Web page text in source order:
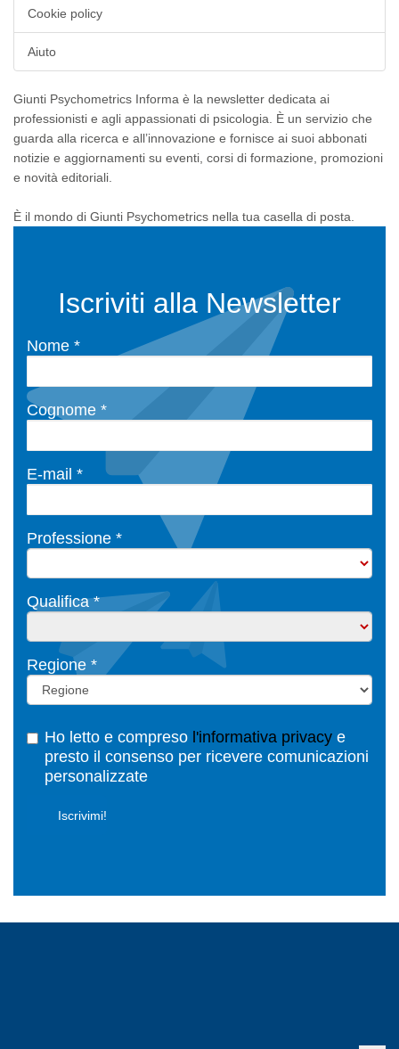
Cookie policy
Aiuto
Giunti Psychometrics Informa è la newsletter dedicata ai
professionisti e agli appassionati di psicologia. È un servizio che
guarda alla ricerca e all’innovazione e fornisce ai suoi abbonati
notizie e aggiornamenti su eventi, corsi di formazione, promozioni
e novità editoriali.
È il mondo di Giunti Psychometrics nella tua casella di posta.
Iscriviti alla Newsletter
Nome *
Cognome *
E-mail *
Professione *
Qualifica *
Regione *
Ho letto e compreso l'informativa privacy e
presto il consenso per ricevere comunicazioni
personalizzate